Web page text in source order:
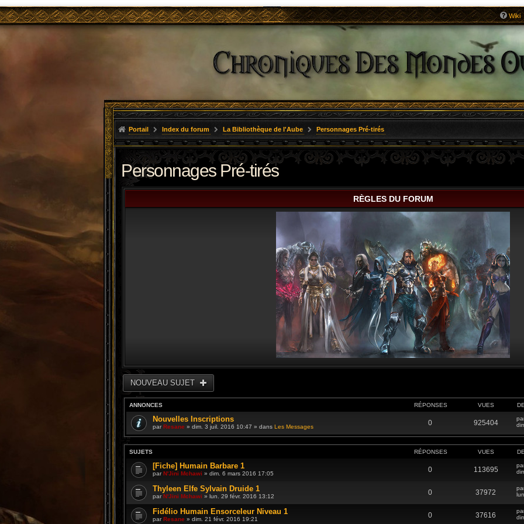
Wiki
Portail Index du forum La Bibliothèque de l'Aube Personnages Pré-tirés
Personnages Pré-tirés
RÈGLES DU FORUM
NOUVEAU SUJET
ANNONCES RÉPONSES VUES
Nouvelles Inscriptions
parResane » dim. 3 juil. 2016 10:47 » dans Les Messages 0 925404
SUJETS RÉPONSES VUES
[Fiche] Humain Barbare 1
parN'Jini Mchawi » dim. 6 mars 2016 17:05 0 113695
Thyleen Elfe Sylvain Druide 1
parN'Jini Mchawi » lun. 29 févr. 2016 13:12 0 37972
Fidélio Humain Ensorceleur Niveau 1
parResane » dim. 21 févr. 2016 19:21 0 37616